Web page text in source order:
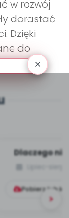
w rozwój
dorastać
Dzięki
do
Dlaczego nie
ubierać
butów, czyli
Pobierz lub